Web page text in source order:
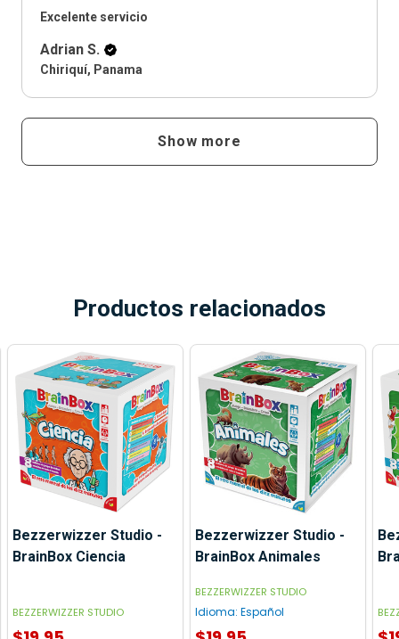
Excelente servicio
Adrian S.
Chiriquí, Panama
Show more
Productos relacionados
Bezzerwizzer Studio -
BrainBox Ciencia
BEZZERWIZZER STUDIO
Bezzerwizzer Studio -
BrainBox Animales
BEZZERWIZZER STUDIO
Idioma: Español